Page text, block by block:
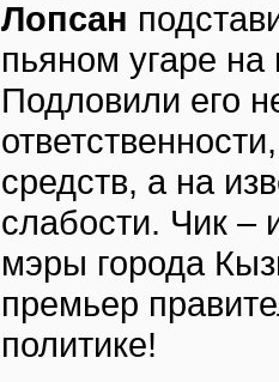
Лопсан
пьяном угаре
Подловили его
средств, а на
слабости. Чик –
мэры города
премьер
политике!